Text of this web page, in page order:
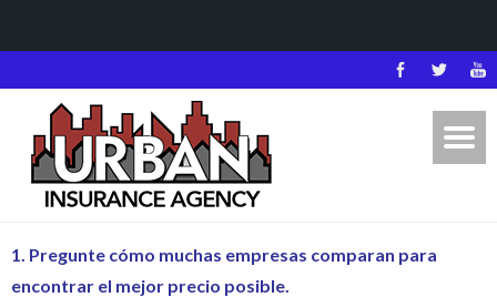
1. Pregunte cómo muchas empresas comparan para
encontrar el mejor precio posible.